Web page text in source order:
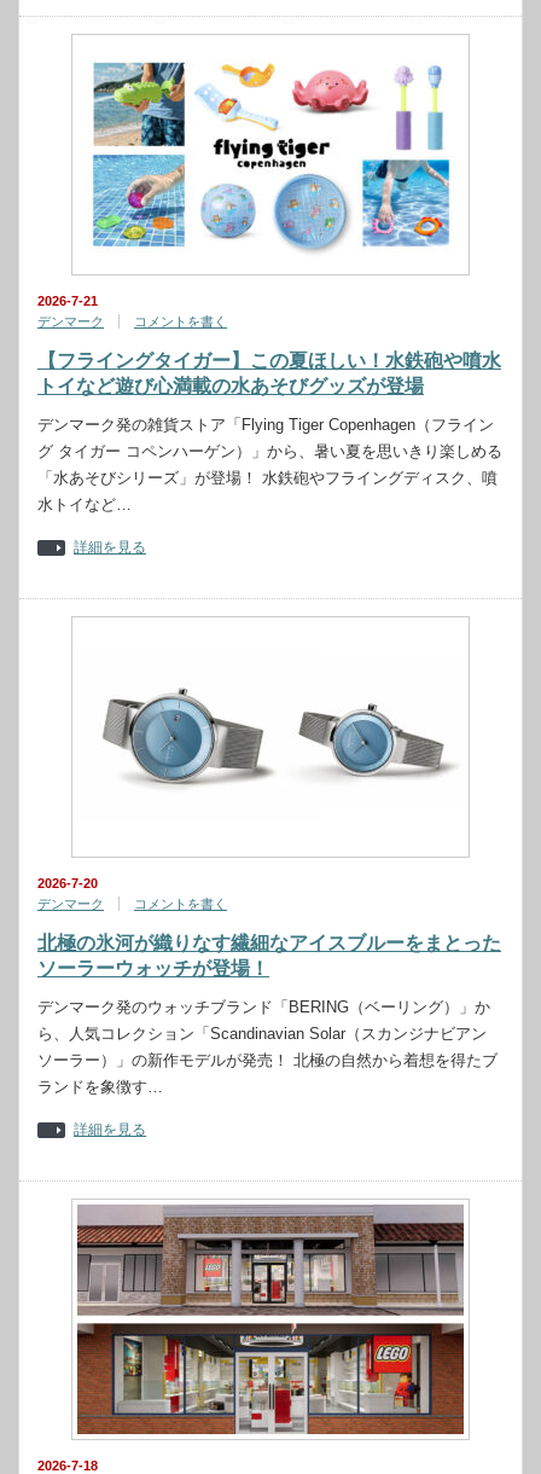
2026-7-21
デンマーク
コメントを書く
【フライングタイガー】この夏ほしい！水鉄砲や噴水
トイなど遊び心満載の水あそびグッズが登場
デンマーク発の雑貨ストア「Flying Tiger Copenhagen（フライン
グ タイガー コペンハーゲン）」から、暑い夏を思いきり楽しめる
「水あそびシリーズ」が登場！ 水鉄砲やフライングディスク、噴
水トイなど…
詳細を見る
2026-7-20
デンマーク
コメントを書く
北極の氷河が織りなす繊細なアイスブルーをまとった
ソーラーウォッチが登場！
デンマーク発のウォッチブランド「BERING（ベーリング）」か
ら、人気コレクション「Scandinavian Solar（スカンジナビアン
ソーラー）」の新作モデルが発売！ 北極の自然から着想を得たブ
ランドを象徴す…
詳細を見る
2026-7-18